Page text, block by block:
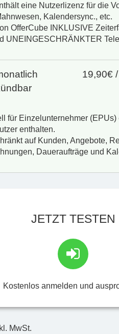
eine Nutzerlizenz für die
Kalendersync., etc.
OfferCube INKLUSIVE
UNEINGESCHRÄNKTER
19,90€
für Einzelunternehmer (EPUs)
enthalten.
auf Kunden, Angebote,
Daueraufträge und
JETZT TESTEN
Kostenlos anmelden und
MwSt.